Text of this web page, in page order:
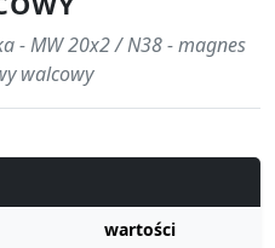
- MW 20x2 / N38 - magnes
walcowy
wartości